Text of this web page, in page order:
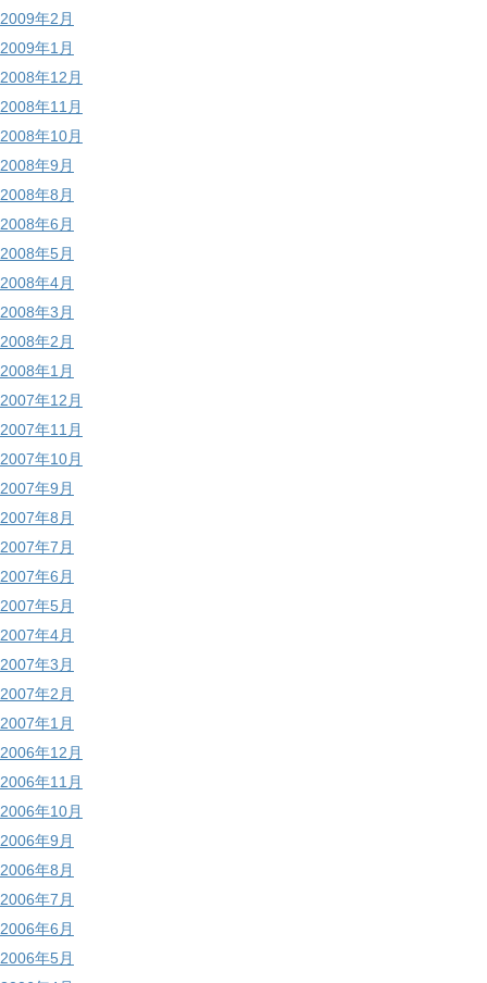
2009年2月
2009年1月
2008年12月
2008年11月
2008年10月
2008年9月
2008年8月
2008年6月
2008年5月
2008年4月
2008年3月
2008年2月
2008年1月
2007年12月
2007年11月
2007年10月
2007年9月
2007年8月
2007年7月
2007年6月
2007年5月
2007年4月
2007年3月
2007年2月
2007年1月
2006年12月
2006年11月
2006年10月
2006年9月
2006年8月
2006年7月
2006年6月
2006年5月